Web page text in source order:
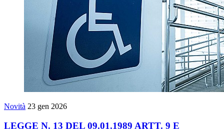
Novità 23 gen 2026
LEGGE N. 13 DEL 09.01.1989 ARTT. 9 E